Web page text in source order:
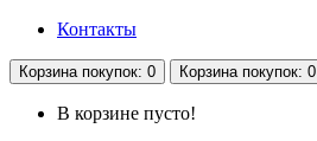
Контакты
Корзина покупок: 0 Корзина покупок: 0
В корзине пусто!